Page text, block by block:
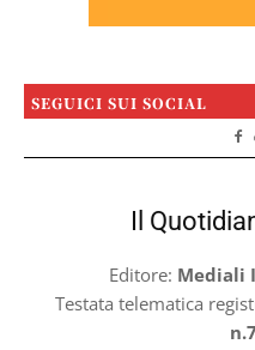
SEGUICI SUI SOCIAL
Il
Editore: Mediali
Testata telematica